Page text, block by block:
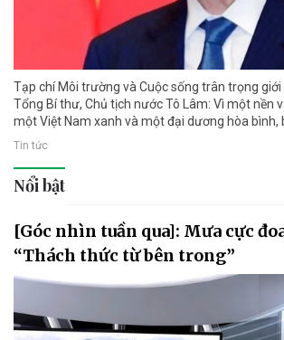
Tạp chí Môi trường và Cuộc sống trân trọng giới
Tổng Bí thư, Chủ tịch nước Tô Lâm: Vì một nền
một Việt Nam xanh và một đại dương hòa bình,
Tin tức
Nổi bật
[Góc nhìn tuần qua]: Mưa cực
“Thách thức từ bên trong”